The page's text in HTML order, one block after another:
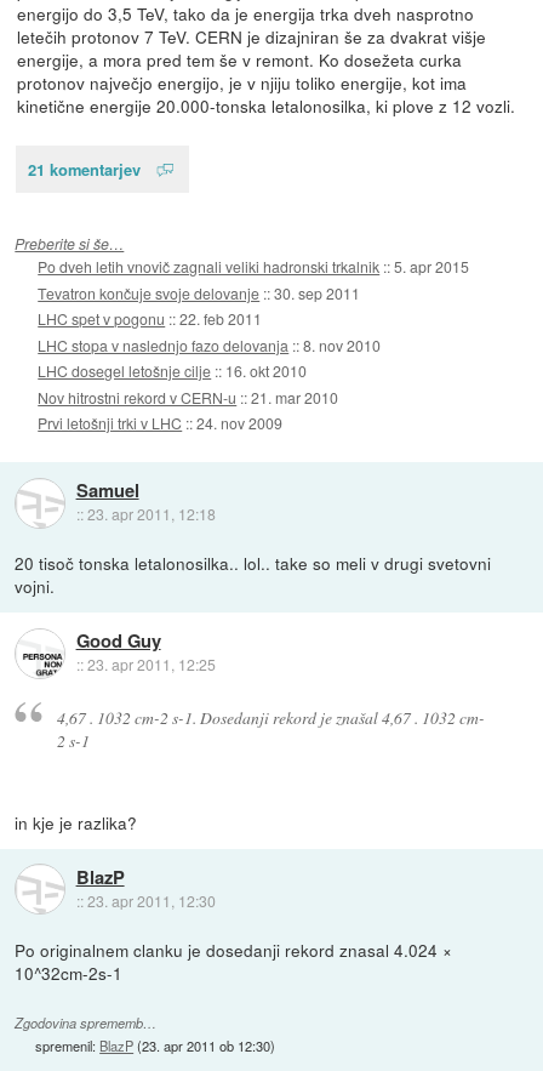
energijo do 3,5 TeV, tako da je energija trka dveh nasprotno
letečih protonov 7 TeV. CERN je dizajniran še za dvakrat višje
energije, a mora pred tem še v remont. Ko dosežeta curka
protonov največjo energijo, je v njiju toliko energije, kot ima
kinetične energije 20.000-tonska letalonosilka, ki plove z 12 vozli.
21 komentarjev
Preberite si še…
Po dveh letih vnovič zagnali veliki hadronski trkalnik ::5. apr 2015
Tevatron končuje svoje delovanje ::30. sep 2011
LHC spet v pogonu ::22. feb 2011
LHC stopa v naslednjo fazo delovanja ::8. nov 2010
LHC dosegel letošnje cilje :: 16. okt 2010
Nov hitrostni rekord v CERN-u ::21. mar 2010
Prvi letošnji trki v LHC ::24. nov 2009
Samuel
::23. apr 2011, 12:18
20 tisoč tonska letalonosilka.. lol.. take so meli v drugi svetovni
vojni.
Good Guy
::23. apr 2011, 12:25
4,67 . 1032 cm-2 s-1. Dosedanji rekord je znašal 4,67 . 1032 cm-
2 s-1
in kje je razlika?
BlazP
::23. apr 2011, 12:30
Po originalnem clanku je dosedanji rekord znasal 4.024 ×
10^32cm-2s-1
Zgodovina sprememb…
spremenil: BlazP(23. apr 2011 ob 12:30)